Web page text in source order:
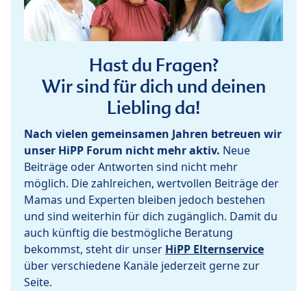
Hast du Fragen?
Wir sind für dich und deinen
Liebling da!
Nach vielen gemeinsamen Jahren betreuen wir
unser HiPP Forum nicht mehr aktiv. Neue
Beiträge oder Antworten sind nicht mehr
möglich. Die zahlreichen, wertvollen Beiträge der
Mamas und Experten bleiben jedoch bestehen
und sind weiterhin für dich zugänglich. Damit du
auch künftig die bestmögliche Beratung
bekommst, steht dir unser HiPP Elternservice
über verschiedene Kanäle jederzeit gerne zur
Seite.